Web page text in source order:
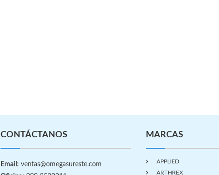
CONTÁCTANOS
Email: ventas@omegasureste.com
MARCAS
APPLIED
ARTHREX